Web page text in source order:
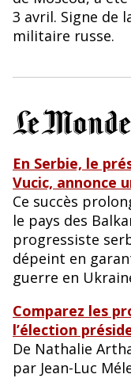
3 avril. Signe de
militaire russe.
En Serbie, le
Vucic, annonce
Ce succès
le pays des
progressiste
dépeint en
guerre en
Comparez les
l’élection
De Nathalie
par Jean-Luc